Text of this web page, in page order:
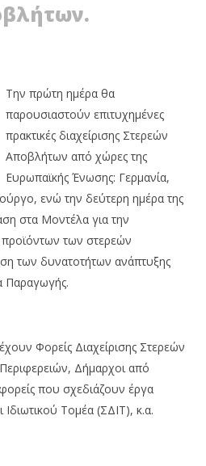
Την πρώτη ημέρα θα
παρουσιαστούν επιτυχημένες
πρακτικές διαχείρισης Στερεών
Αποβλήτων από χώρες της
Ευρωπαϊκής Ένωσης: Γερμανία,
ενώ την δεύτερη ημέρα της
στα Μοντέλα για την
των στερεών
των δυνατοτήτων ανάπτυξης
Παραγωγής.
Φορείς Διαχείρισης Στερεών
Δήμαρχοι από
που σχεδιάζουν έργα
Τομέα (ΣΔΙΤ), κ.α.